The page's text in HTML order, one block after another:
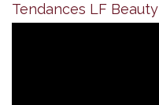
Tendances LF Beauty